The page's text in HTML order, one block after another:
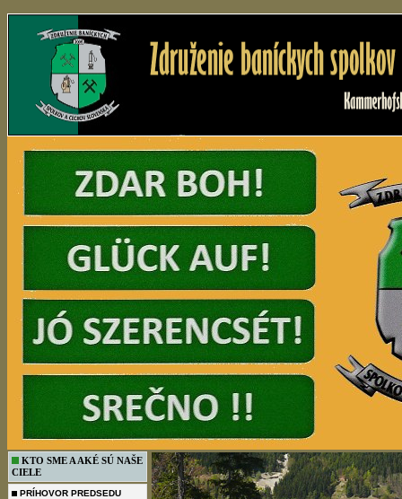
KTO SME A AKÉ SÚ NAŠE
CIELE
PRÍHOVOR PREDSEDU